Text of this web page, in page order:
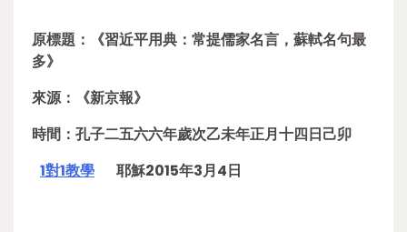
原標題：《習近平用典：常提儒家名言，蘇軾名句最
多》
來源：《新京報》
時間：孔子二五六六年歲次乙未年正月十四日己卯
1對1教學 耶穌2015年3月4日